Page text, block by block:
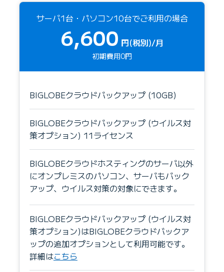
サーバ1台・パソコン10台でご利用の場合
6,600 円(税別)/月
初期費用0円
BIGLOBEクラウドバックアップ (10GB)
BIGLOBEクラウドバックアップ (ウイルス対
策オプション) 11ライセンス
BIGLOBEクラウドホスティングのサーバ以外
にオンプレミスのパソコン、サーバもバック
アップ、ウイルス対策の対象にできます。
BIGLOBEクラウドバックアップ (ウイルス対
策オプション)はBIGLOBEクラウドバックア
ップの追加オプションとして利用可能です。
詳細はこちら